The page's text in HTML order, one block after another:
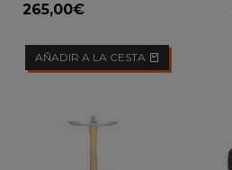
265,00€
AÑADIR A LA CESTA